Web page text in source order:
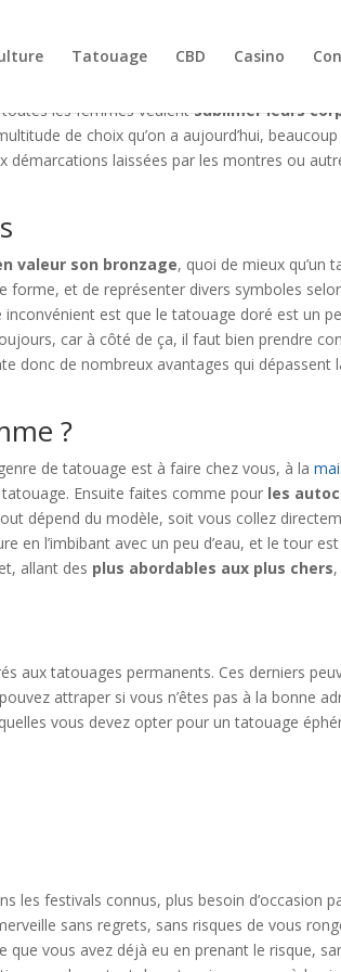
Tatouage CBD Casino
toutes les femmes veulentsublimer leurs
de choix qu’on a aujourd’hui,
démarcations laissées par les montres ou
valeur son bronzage, quoi de mieux qu’un
forme, et de représenter divers symboles
est que le tatouage doré est un
car à côté de ça, il faut bien prendre
donc de nombreux avantages qui dépassent
?
de tatouage est à faire chez vous, à la
Ensuite faites comme pour les
dépend du modèle, soit vous collez
en l’imbibant avec un peu d’eau, et le tour
allant des plus abordables aux plus chers
aux tatouages permanents. Ces derniers
attraper si vous n’êtes pas à la bonne
vous devez opter pour un tatouage
les festivals connus, plus besoin d’occasion
sans regrets, sans risques de vous
vous avez déjà eu en prenant le risque,